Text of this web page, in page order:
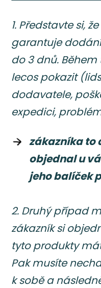
1. Představte si,
garantuje
do 3 dnů.
lecos pokazit
dodavatele,
expedici,
zákazníka to
objednal u
jeho balíček
2. Druhý případ
zákazník si
tyto produkty
Pak musíte
k sobě a